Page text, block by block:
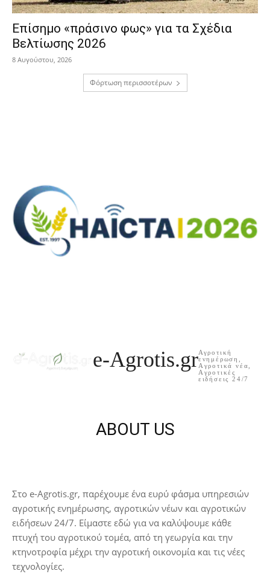
Επίσημο «πράσινο φως» για τα Σχέδια
Βελτίωσης 2026
8 Αυγούστου, 2026
Φόρτωση περισσοτέρων
e-Agrotis.grΑγροτική
ενημέρωση,
Aγροτικά νέα,
Aγροτικές
ειδήσεις 24/7
ABOUT US
Στο e-Agrotis.gr, παρέχουμε ένα ευρύ φάσμα υπηρεσιών
αγροτικής ενημέρωσης, αγροτικών νέων και αγροτικών
ειδήσεων 24/7. Είμαστε εδώ για να καλύψουμε κάθε
πτυχή του αγροτικού τομέα, από τη γεωργία και την
κτηνοτροφία μέχρι την αγροτική οικονομία και τις νέες
τεχνολογίες.